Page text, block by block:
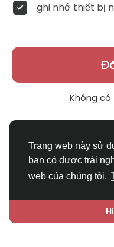
Trang web này sử
bạn có được trải
web của chúng tôi.
ghi nhớ thiết bị
Không có
Liên hệ chúng tôi•Bao